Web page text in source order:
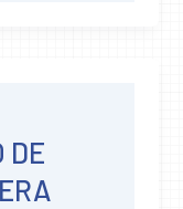
DE